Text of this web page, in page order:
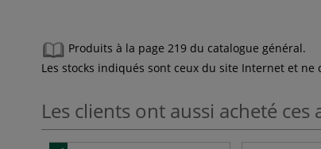
Produits à la page 219 du catalogue général.
Les stocks indiqués sont ceux du site Internet et ne
Les clients ont aussi acheté ces